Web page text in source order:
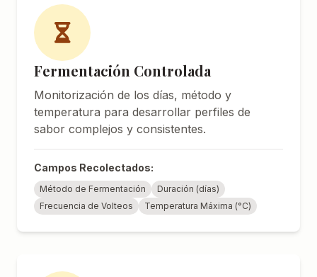
Fermentación Controlada
Monitorización de los días, método y
temperatura para desarrollar perfiles de
sabor complejos y consistentes.
Campos Recolectados:
Método de Fermentación
Duración (días)
Frecuencia de Volteos
Temperatura Máxima (°C)